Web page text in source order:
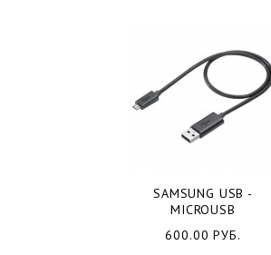
SAMSUNG USB -
MICROUSB
600.00 РУБ.